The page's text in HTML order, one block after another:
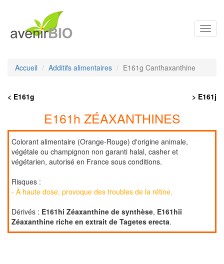
Accueil Additifs alimentaires E161g Canthaxanthine
< E161g > E161j
E161h ZÉAXANTHINES
Colorant alimentaire (Orange-Rouge) d'origine animale,
végétale ou champignon non garanti halal, casher et
végétarien, autorisé en France sous conditions.
Risques :
- À haute dose, provoque des troubles de la rétine.
Dérivés : E161hi Zéaxanthine de synthèse, E161hii
Zéaxanthine riche en extrait de Tagetes erecta.